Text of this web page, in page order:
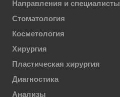
Направления и специалисты
Стоматология
Косметология
Хирургия
Пластическая хирургия
Диагностика
Анализы